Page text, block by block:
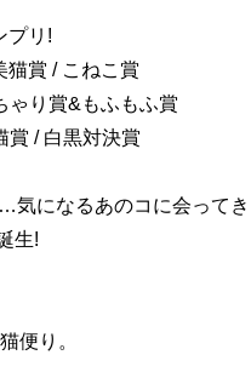
プリ!
猫賞 / こねこ賞
ゃり賞&もふもふ賞
賞 / 白黒対決賞
気になるあのコに会って
生!
便り。